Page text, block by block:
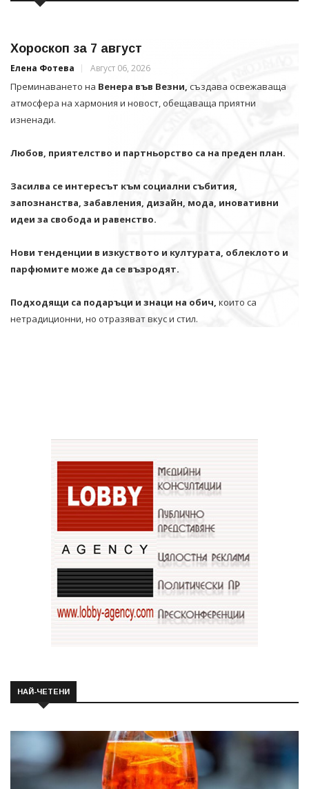
Хороскоп за 7 август
Елена Фотева Август 06, 2026
Преминаването на Венера във Везни, създава освежаваща
атмосфера на хармония и новост, обещаваща приятни
изненади.
Любов, приятелство и партньорство са на преден план.
Засилва се интересът към социални събития,
запознанства, забавления, дизайн, мода, иновативни
идеи за свобода и равенство.
Нови тенденции в изкуството и културата, облеклото и
парфюмите може да се възродят.
Подходящи са подаръци и знаци на обич, които са
нетрадиционни, но отразяват вкус и стил.
НАЙ-ЧЕТЕНИ